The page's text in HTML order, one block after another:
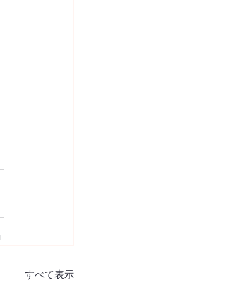
すべて表示